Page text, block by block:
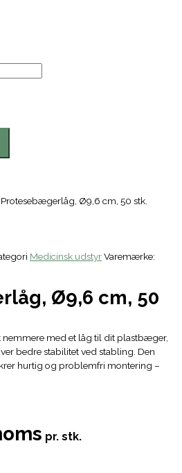
Ø9,6 cm, 50 stk.
Medicinsk udstyrVaremærke:
Ø9,6 cm, 50
med et låg til dit plastbæger,
bedre stabilitet ved stabling. Den
hurtig og problemfri montering –
pr. stk.